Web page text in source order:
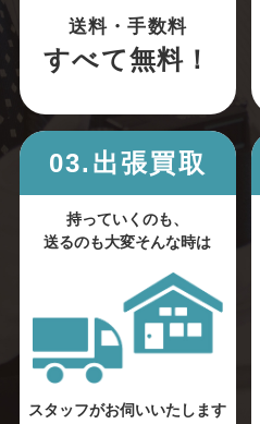
送料・手数料
すべて無料！
03.出張買取
持っていくのも、
送るのも大変そんな時は
スタッフがお伺いいたします